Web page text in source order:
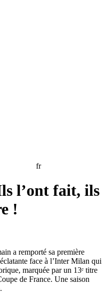
fr
l’ont fait, ils
!
a remporté sa première
face à l’Inter Milan qui
marquée par un 13ᵉ titre
de France. Une saison